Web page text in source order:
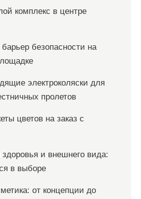
комплекс в центре
безопасности на
электроколяски для
пролетов
цветов на заказ с
и внешнего вида:
в выборе
от концепции до